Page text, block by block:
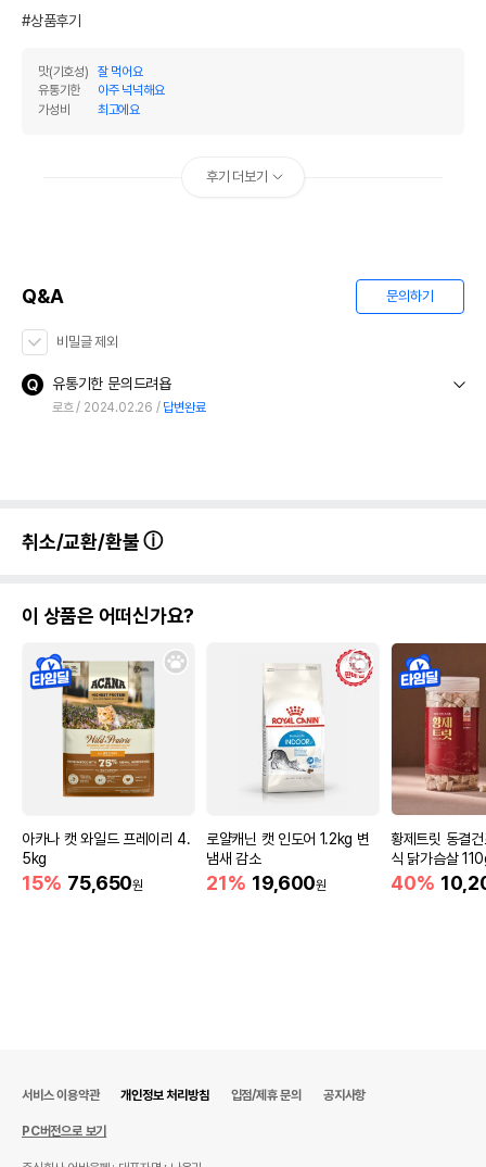
#상품후기
맛(기호성)
잘 먹어요
유통기한
아주 넉넉해요
가성비
최고에요
후기 더보기
Q&A 문의하기
비밀글 제외
유통기한 문의드려욥
로흐 2024.02.26 답변완료
취소/교환/환불
이 상품은 어떠신가요?
아카나 캣 와일드 프레이리 4.
5kg
15% 75,650원
로얄캐닌 캣 인도어 1.2kg 변
냄새 감소
21% 19,600원
황제트릿 동결
식 닭가슴살
40%
서비스 이용약관 개인정보 처리방침 입점/제휴 문의 공지사항
PC버전으로 보기